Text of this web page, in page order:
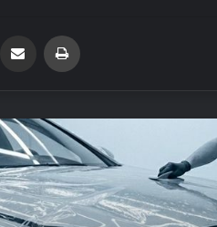
Email'den paylaş